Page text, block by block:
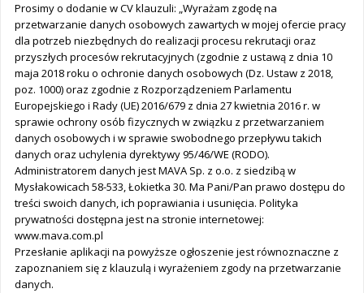
Prosimy o dodanie w CV klauzuli: „Wyrażam zgodę na
przetwarzanie danych osobowych zawartych w mojej ofercie pracy
dla potrzeb niezbędnych do realizacji procesu rekrutacji oraz
przyszłych procesów rekrutacyjnych (zgodnie z ustawą z dnia 10
maja 2018 roku o ochronie danych osobowych (Dz. Ustaw z 2018,
poz. 1000) oraz zgodnie z Rozporządzeniem Parlamentu
Europejskiego i Rady (UE) 2016/679 z dnia 27 kwietnia 2016 r. w
sprawie ochrony osób fizycznych w związku z przetwarzaniem
danych osobowych i w sprawie swobodnego przepływu takich
danych oraz uchylenia dyrektywy 95/46/WE (RODO).
Administratorem danych jest MAVA Sp. z o.o. z siedzibą w
Mysłakowicach 58-533, Łokietka 30. Ma Pani/Pan prawo dostępu do
treści swoich danych, ich poprawiania i usunięcia. Polityka
prywatności dostępna jest na stronie internetowej:
www.mava.com.pl
Przesłanie aplikacji na powyższe ogłoszenie jest równoznaczne z
zapoznaniem się z klauzulą i wyrażeniem zgody na przetwarzanie
danych.